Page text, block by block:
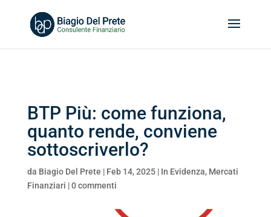
BTP Più: come funziona,
quanto rende, conviene
sottoscriverlo?
da Biagio Del Prete | Feb 14, 2025| In Evidenza, Mercati
Finanziari |0 commenti